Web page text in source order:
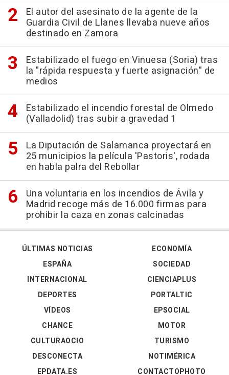
El autor del asesinato de la agente de la
Guardia Civil de Llanes llevaba nueve años
destinado en Zamora
Estabilizado el fuego en Vinuesa (Soria) tras
la "rápida respuesta y fuerte asignación" de
medios
Estabilizado el incendio forestal de Olmedo
(Valladolid) tras subir a gravedad 1
La Diputación de Salamanca proyectará en
25 municipios la película 'Pastoris', rodada
en habla palra del Rebollar
Una voluntaria en los incendios de Ávila y
Madrid recoge más de 16.000 firmas para
prohibir la caza en zonas calcinadas
ÚLTIMAS NOTICIAS
ESPAÑA
INTERNACIONAL
DEPORTES
VÍDEOS
ECONOMÍA
SOCIEDAD
CIENCIAPLUS
PORTALTIC
EPSOCIAL
CHANCE
CULTURAOCIO
DESCONECTA
EPDATA.ES
MOTOR
TURISMO
NOTIMÉRICA
CONTACTOPHOTO